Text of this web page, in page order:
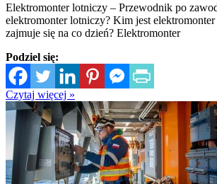
Elektromonter lotniczy – Przewodnik po
elektromonter lotniczy? Kim jest
zajmuje się na co dzień? Elektromonter
Podziel się:
Czytaj więcej »